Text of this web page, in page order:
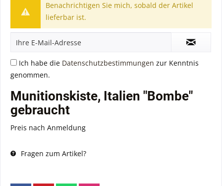
Benachrichtigen Sie mich, sobald der Artikel
lieferbar ist.
Ich habe die Datenschutzbestimmungen zur Kenntnis
genommen.
Munitionskiste, Italien "Bombe"
gebraucht
Preis nach Anmeldung
Fragen zum Artikel?